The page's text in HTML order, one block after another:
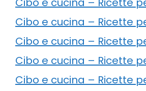
Cibo e cucina – Ricette
Cibo e cucina – Ricette
Cibo e cucina – Ricette
Cibo e cucina – Ricette